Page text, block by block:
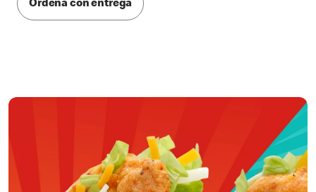
Ordena con entrega